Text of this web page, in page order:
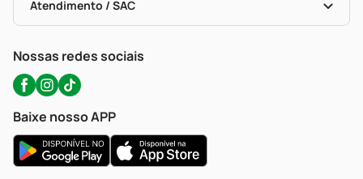
Políticas De Marketplace
Portal Da Privacidade
Atendimento / SAC
WhatsApp (47) 9202-1687
Nossas redes sociais
Baixe nosso APP